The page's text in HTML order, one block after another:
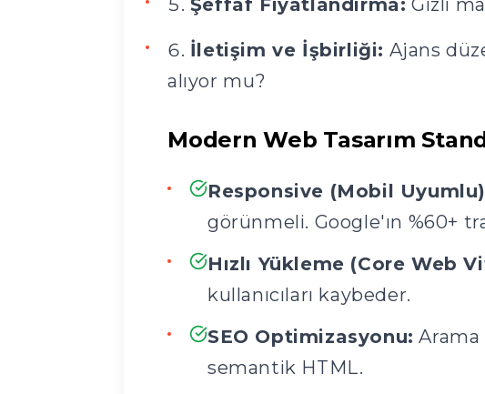
Şeffaf Fiyatlandırma: Gizli
İletişim ve İşbirliği: Ajans
alıyor mu?
Modern Web Tasarım
Responsive (Mobil Uyumlu)
görünmeli. Google'ın %60+
Hızlı Yükleme (Core Web
kullanıcıları kaybeder.
SEO Optimizasyonu:
semantik HTML.